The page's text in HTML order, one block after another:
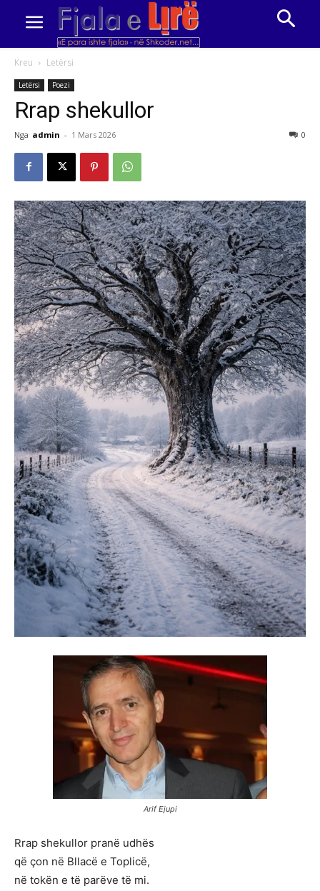
Kreu Letërsi
Letërsi Poezi
Rrap shekullor
Nga admin - 1 Mars 2026 0
Arif Ejupi
Rrap shekullor pranë udhës
që çon në Bllacë e Toplicë,
në tokën e të parëve të mi.